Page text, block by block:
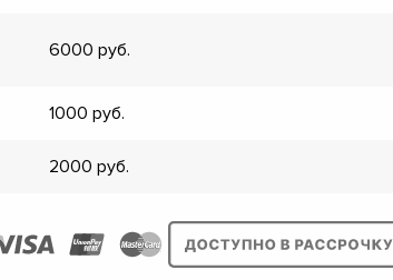
6000
1000
2000
▼
▼